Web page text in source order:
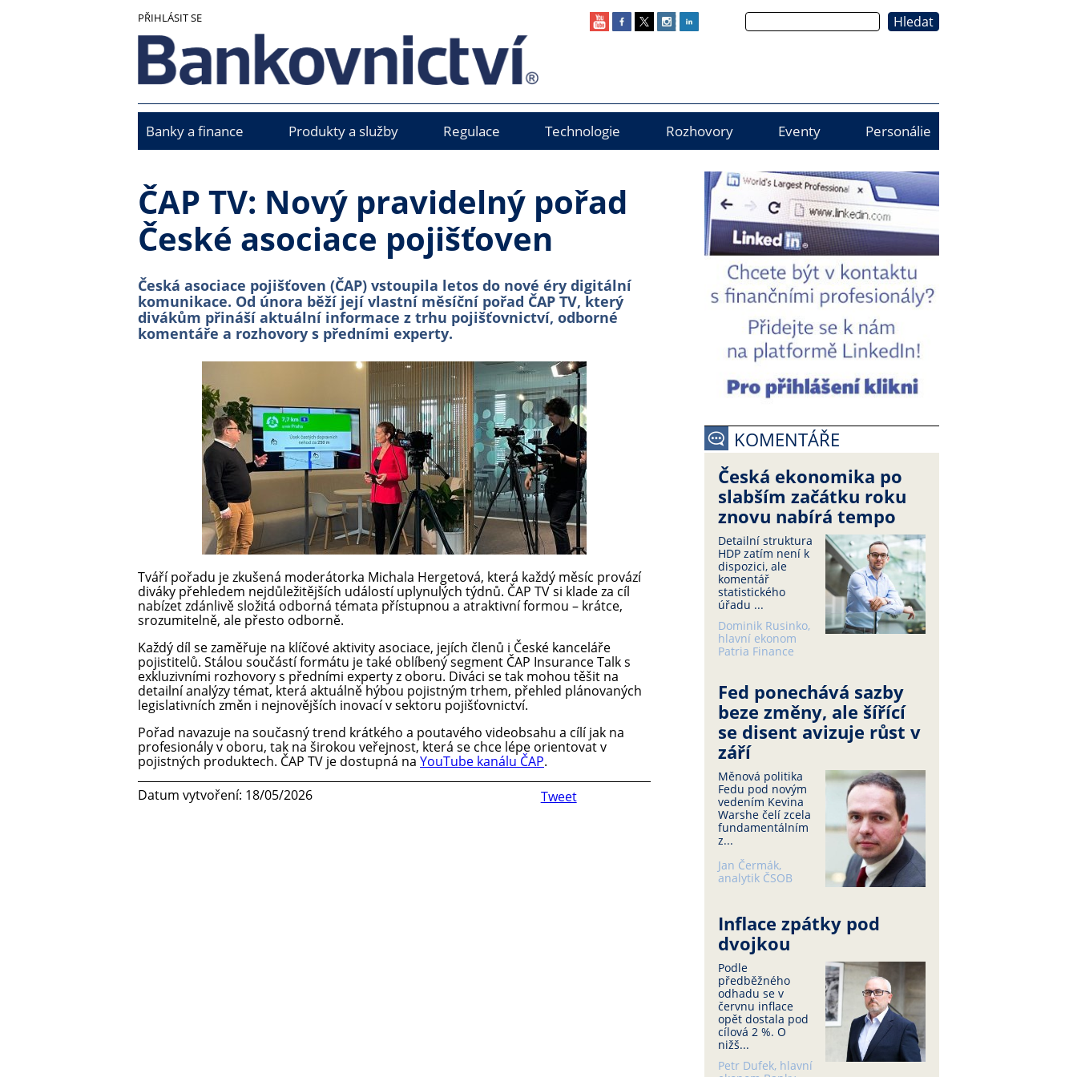
PŘIHLÁSIT SE Hledat
Banky a finance Produkty a služby Regulace Technologie Rozhovory Eventy Personálie
ČAP TV: Nový pravidelný pořad
České asociace pojišťoven
Česká asociace pojišťoven (ČAP) vstoupila letos do nové éry digitální
komunikace. Od února běží její vlastní měsíční pořad ČAP TV, který
divákům přináší aktuální informace z trhu pojišťovnictví, odborné
komentáře a rozhovory s předními experty.
Tváří pořadu je zkušená moderátorka Michala Hergetová, která každý měsíc provází
diváky přehledem nejdůležitějších událostí uplynulých týdnů. ČAP TV si klade za cíl
nabízet zdánlivě složitá odborná témata přístupnou a atraktivní formou – krátce,
srozumitelně, ale přesto odborně.
Každý díl se zaměřuje na klíčové aktivity asociace, jejích členů i České kanceláře
pojistitelů. Stálou součástí formátu je také oblíbený segment ČAP Insurance Talk s
exkluzivními rozhovory s předními experty z oboru. Diváci se tak mohou těšit na
detailní analýzy témat, která aktuálně hýbou pojistným trhem, přehled plánovaných
legislativních změn i nejnovějších inovací v sektoru pojišťovnictví.
Pořad navazuje na současný trend krátkého a poutavého videobsahu a cílí jak na
profesionály v oboru, tak na širokou veřejnost, která se chce lépe orientovat v
pojistných produktech. ČAP TV je dostupná na YouTube kanálu ČAP.
Tweet
Datum vytvoření: 18/05/2026
KOMENTÁŘE
Česká ekonomika po
slabším začátku roku
znovu nabírá tempo
Detailní struktura
HDP zatím není k
dispozici, ale
komentář
statistického
úřadu ...
Dominik Rusinko,
hlavní ekonom
Patria Finance
Fed ponechává sazby
beze změny, ale šířící
se disent avizuje růst v
září
Měnová politika
Fedu pod novým
vedením Kevina
Warshe čelí zcela
fundamentálním
z...
Jan Čermák,
analytik ČSOB
Inflace zpátky pod
dvojkou
Podle
předběžného
odhadu se v
červnu inflace
opět dostala pod
cílová 2 %. O
nižš...
Petr Dufek, hlavní